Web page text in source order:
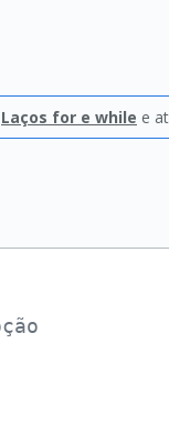
Laços for e while e